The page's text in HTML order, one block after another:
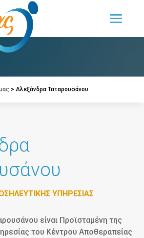
ματιά
> Αλεξάνδρα Ταταρουσάνου
ΥΠΗΡΕΣΊΑΣ
είναι Προϊσταμένη της
του Κέντρου Αποθεραπείας